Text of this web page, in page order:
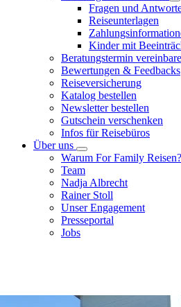
Fragen und
Reiseunterlagen
Kinder mit
Beratungstermin
Bewertungen & Feedbacks
Reiseversicherung
Katalog bestellen
Newsletter bestellen
Gutschein verschenken
Infos für Reisebüros
Über uns
Warum For Family Reisen?
Team
Nadja Albrecht
Rainer Stoll
Unser Engagement
Presseportal
Jobs